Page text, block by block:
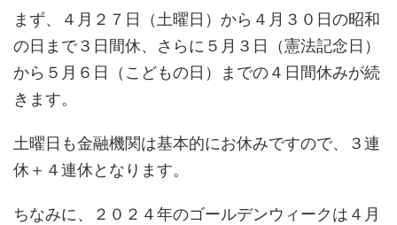
まず、４月２７日（土曜日）から４月３０日の昭和
の日まで３日間休、さらに５月３日（憲法記念日）
から５月６日（こどもの日）までの４日間休みが続
きます。
土曜日も金融機関は基本的にお休みですので、３連
休＋４連休となります。
ちなみに、２０２４年のゴールデンウィークは４月